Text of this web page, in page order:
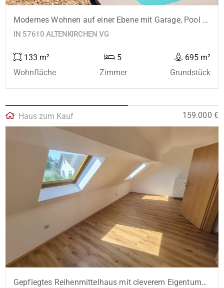
Modernes Wohnen auf einer Ebene mit Garage, Pool & unverbaubarer Aussicht – stilvoll, hochwertig, naturnah!
IN 57610 ALTENKIRCHEN VG
133 m²
Wohnfläche
5
Zimmer
695 m²
Grundstück
Haus zum Kauf 159.000 €
Gepflegtes Reihenmittelhaus mit cleverem Eigentumskonzept und Garage - nähe Puderbach!